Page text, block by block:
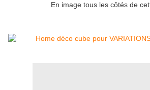
En image tous les côtés de